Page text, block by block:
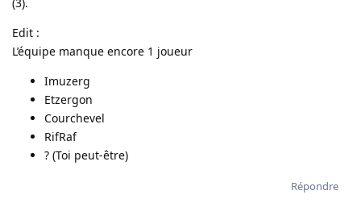
(3).
Edit :
L’équipe manque encore 1 joueur
Imuzerg
Etzergon
Courchevel
RifRaf
? (Toi peut-être)
Répondre